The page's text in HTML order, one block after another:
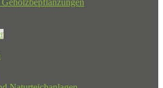
Gehölzbepflanzungen